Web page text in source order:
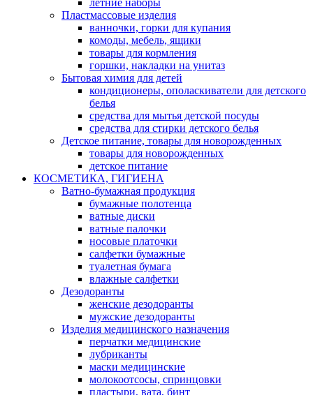
Пластмассовые изделия
ванночки, горки для купания
комоды, мебель, ящики
товары для кормления
горшки, накладки на унитаз
Бытовая химия для детей
кондиционеры, ополаскиватели для детского
белья
средства для мытья детской посуды
средства для стирки детского белья
Детское питание, товары для новорожденных
товары для новорожденных
детское питание
КОСМЕТИКА, ГИГИЕНА
Ватно-бумажная продукция
бумажные полотенца
ватные диски
ватные палочки
носовые платочки
салфетки бумажные
туалетная бумага
влажные салфетки
Дезодоранты
женские дезодоранты
мужские дезодоранты
Изделия медицинского назначения
перчатки медицинские
лубриканты
маски медицинские
молокоотсосы, спринцовки
пластыри, вата, бинт